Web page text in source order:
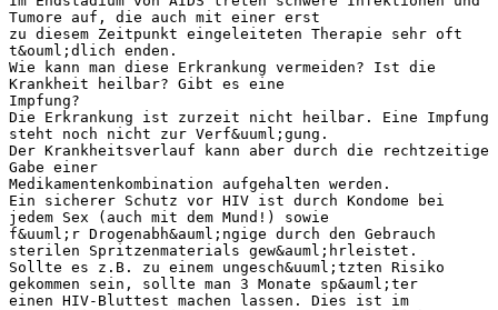
Tumore auf, die auch mit einer erst
zu diesem Zeitpunkt eingeleiteten Therapie sehr oft
t&ouml;dlich enden.
Wie kann man diese Erkrankung vermeiden? Ist die
Krankheit heilbar? Gibt es eine
Impfung?
Die Erkrankung ist zurzeit nicht heilbar. Eine Impfung
steht noch nicht zur Verf&uuml;gung.
Der Krankheitsverlauf kann aber durch die rechtzeitige
Gabe einer
Medikamentenkombination aufgehalten werden.
Ein sicherer Schutz vor HIV ist durch Kondome bei
jedem Sex (auch mit dem Mund!) sowie
f&uuml;r Drogenabh&auml;ngige durch den Gebrauch
sterilen Spritzenmaterials gew&auml;hrleistet.
Sollte es z.B. zu einem ungesch&uuml;tzten Risiko
gekommen sein, sollte man 3 Monate sp&auml;ter
einen HIV-Bluttest machen lassen. Dies ist im